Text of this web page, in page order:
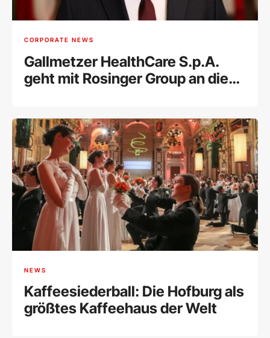
CORPORATE NEWS
Gallmetzer HealthCare S.p.A.
geht mit Rosinger Group an die
NEWS
Kaffeesiederball: Die Hofburg als
größtes Kaffeehaus der Welt